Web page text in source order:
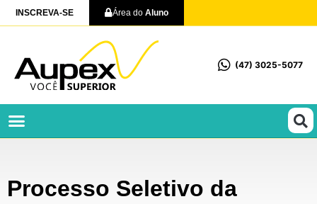
INSCREVA-SE Área do Aluno
(47) 3025-5077
Processo Seletivo da